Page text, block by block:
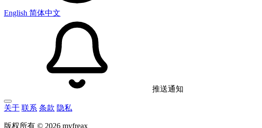
English 简体中文
推送通知
关于 联系 条款 隐私
版权所有 © 2026 myfreax